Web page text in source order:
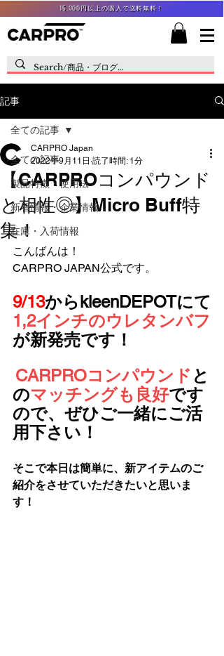
15,000円以上の購入で送料無料！
記事
全ての記事
製品特徴・使用法
新着情報・企業情報
在庫・入荷情報
全ての記事
【CARPROコンパウンド
と相性◎】Micro Buff特
集！
CARPRO Japan
2022年9月11日 読了時間: 1分
こんばんは！
CARPRO JAPAN公式です。
9/13からkleenDEPOTにて
1,2インチのウレタンバフ
が新発売です！
CARPROコンパウンド と
のマッチングも良好です
ので、ぜひご一緒にご活
用下さい！
そこで本日は簡単に、新アイテムのご
紹介をさせていただきたいと思いま
す！